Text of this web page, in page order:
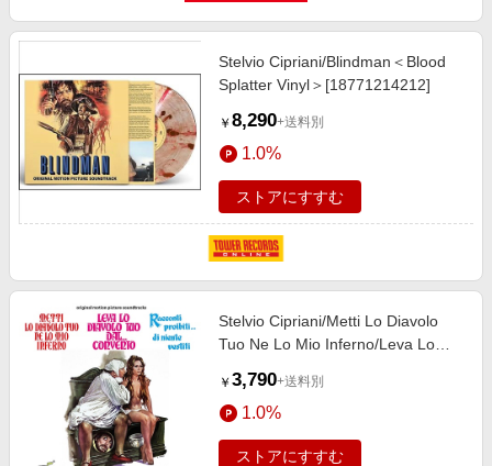
Stelvio Cipriani/Blindman＜Blood
Splatter Vinyl＞[18771214212]
￥ 8,290+送料別
1.0%
ストアにすすむ
Stelvio Cipriani/Metti Lo Diavolo
Tuo Ne Lo Mio Inferno/Leva Lo
Dal...Convento/Racconti Proibiti...
DI Niente Vestiti＜限定盤＞
[DGST049]
￥ 3,790+送料別
1.0%
ストアにすすむ